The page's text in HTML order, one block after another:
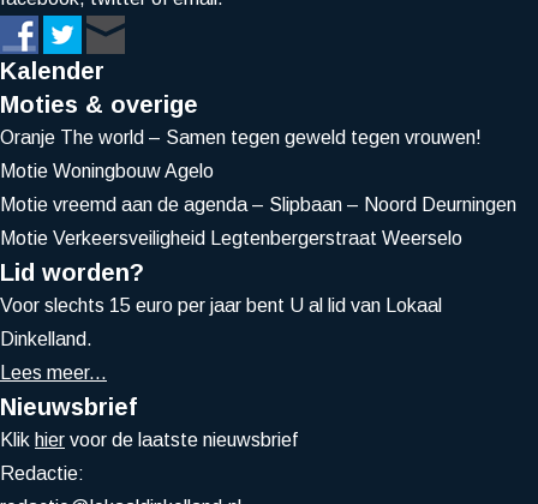
Kalender
Moties & overige
Oranje The world – Samen tegen geweld tegen vrouwen!
Motie Woningbouw Agelo
Motie vreemd aan de agenda – Slipbaan – Noord Deurningen
Motie Verkeersveiligheid Legtenbergerstraat Weerselo
Lid worden?
Voor slechts 15 euro per jaar bent U al lid van Lokaal
Dinkelland.
Lees meer...
Nieuwsbrief
Klik hier voor de laatste nieuwsbrief
Redactie: